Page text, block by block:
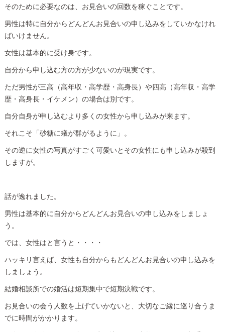
そのために必要なのは、お見合いの回数を稼ぐことです。
男性は特に自分からどんどんお見合いの申し込みをしていかなけれ
ばいけません。
女性は基本的に受け身です。
自分から申し込む方の方が少ないのが現実です。
ただ男性が三高（高年収・高学歴・高身長）や四高（高年収・高学
歴・高身長・イケメン）の場合は別です。
自分自身が申し込むより多くの女性から申し込みが来ます。
それこそ「砂糖に蟻が群がるように」。
その逆に女性の写真がすごく可愛いとその女性にも申し込みが殺到
しますが。
話が逸れました。
男性は基本的に自分からどんどんお見合いの申し込みをしましょ
う。
では、女性はと言うと・・・・
ハッキリ言えば、女性も自分からもどんどんお見合いの申し込みを
しましょう。
結婚相談所での婚活は短期集中で短期決戦です。
お見合いの会う人数を上げていかないと、大切なご縁に巡り合うま
でに時間がかかります。